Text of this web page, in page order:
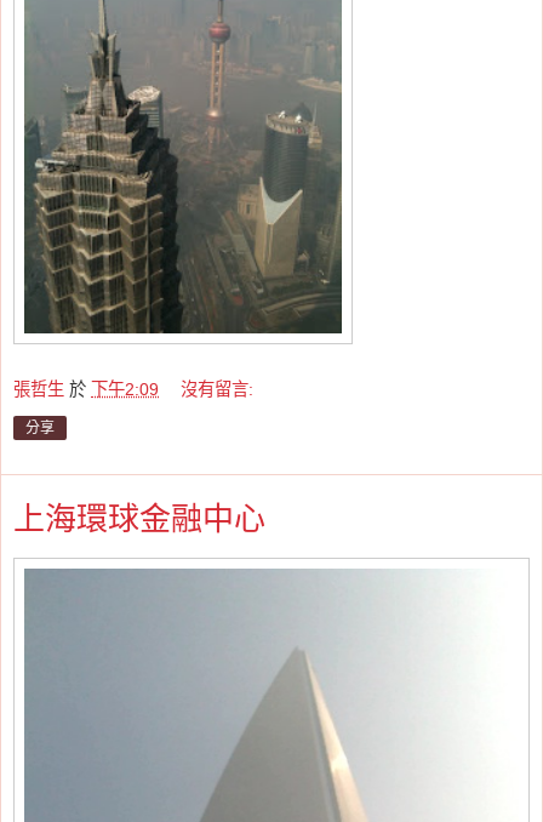
張哲生 於 下午2:09 沒有留言:
分享
上海環球金融中心